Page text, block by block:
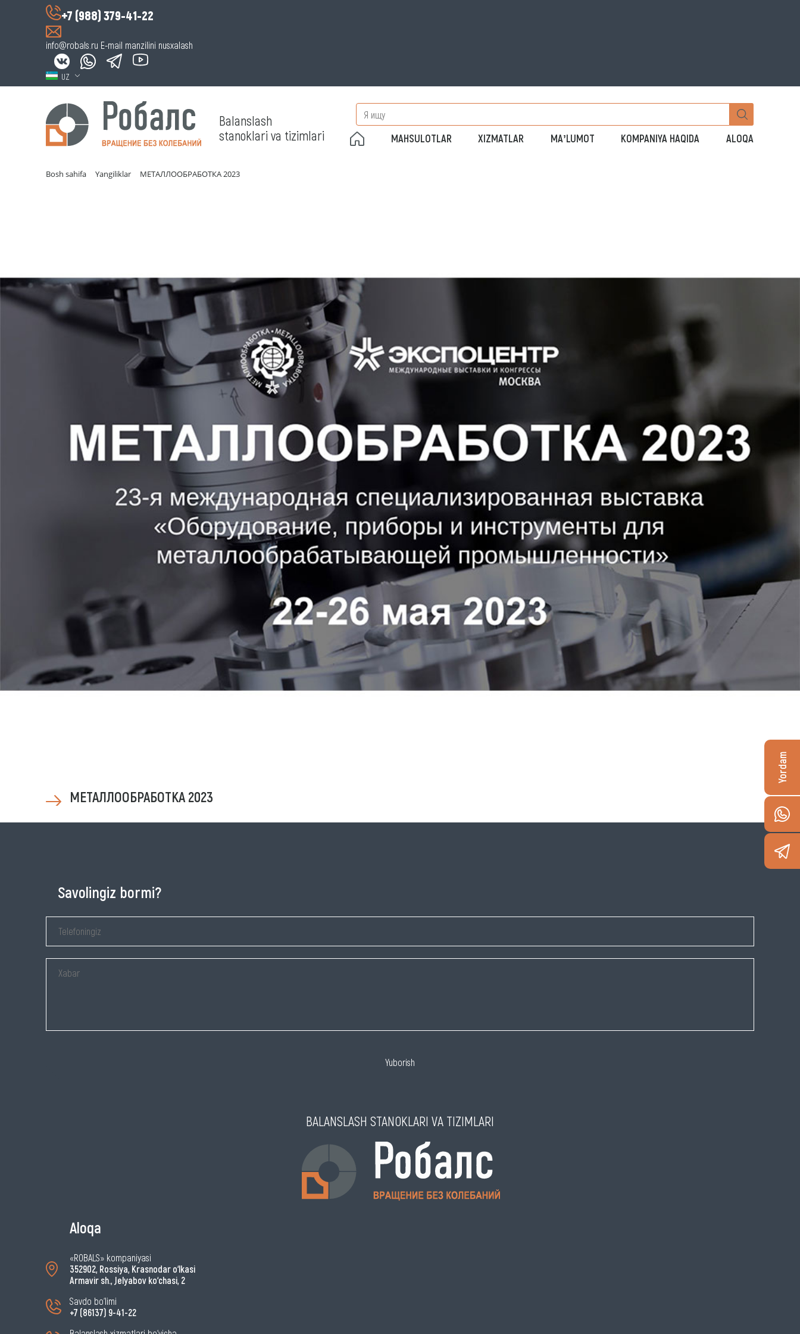
+7 (988) 379-41-22
info@robals.ru E-mail manzilini nusxalash
UZ
Balanslash
stanoklari va tizimlari
MAHSULOTLAR XIZMATLAR MAʼLUMOT KOMPANIYA HAQIDA ALOQA
Bosh sahifa Yangiliklar МЕТАЛЛООБРАБОТКА 2023
МЕТАЛЛООБРАБОТКА 2023
Savolingiz bormi?
Yuborish
BALANSLASH STANOKLARI VA TIZIMLARI
Aloqa
«ROBALS» kompaniyasi
352902, Rossiya, Krasnodar o‘lkasi
Armavir sh., Jelyabov ko‘chasi, 2
Savdo bo‘limi
+7 (86137) 9-41-22
Yordam